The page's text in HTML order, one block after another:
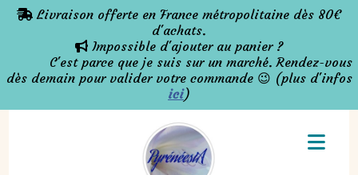
 Livraison offerte en France métropolitaine dès 80€
d'achats.
 Impossible d'ajouter au panier ?
C'est parce que je suis sur un marché. Rendez-vous
dès demain pour valider votre commande 😉 (plus d'infos
ici)
Panneau de gestion des cookies